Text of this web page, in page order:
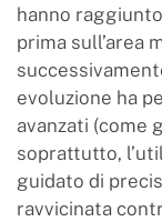
hanno
prima sull’area
evoluzione ha
avanzati (come
soprattutto,
guidato di
ravvicinata